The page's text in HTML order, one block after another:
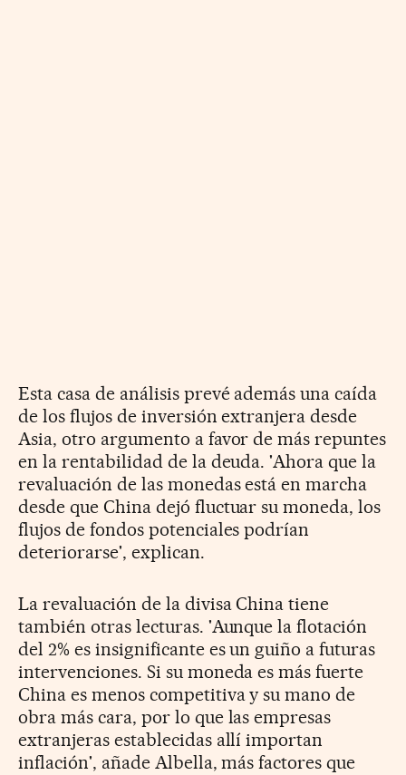
Esta casa de análisis prevé además una caída
de los flujos de inversión extranjera desde
Asia, otro argumento a favor de más repuntes
en la rentabilidad de la deuda. 'Ahora que la
revaluación de las monedas está en marcha
desde que China dejó fluctuar su moneda, los
flujos de fondos potenciales podrían
deteriorarse', explican.
La revaluación de la divisa China tiene
también otras lecturas. 'Aunque la flotación
del 2% es insignificante es un guiño a futuras
intervenciones. Si su moneda es más fuerte
China es menos competitiva y su mano de
obra más cara, por lo que las empresas
extranjeras establecidas allí importan
inflación', añade Albella, más factores que